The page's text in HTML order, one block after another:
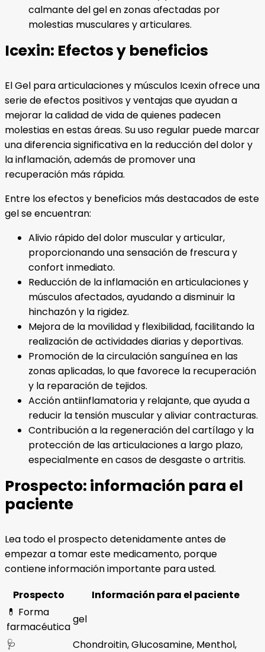
calmante del gel en zonas afectadas por
molestias musculares y articulares.
Icexin: Efectos y beneficios
El Gel para articulaciones y músculos Icexin ofrece una
serie de efectos positivos y ventajas que ayudan a
mejorar la calidad de vida de quienes padecen
molestias en estas áreas. Su uso regular puede marcar
una diferencia significativa en la reducción del dolor y
la inflamación, además de promover una
recuperación más rápida.
Entre los efectos y beneficios más destacados de este
gel se encuentran:
Alivio rápido del dolor muscular y articular,
proporcionando una sensación de frescura y
confort inmediato.
Reducción de la inflamación en articulaciones y
músculos afectados, ayudando a disminuir la
hinchazón y la rigidez.
Mejora de la movilidad y flexibilidad, facilitando la
realización de actividades diarias y deportivas.
Promoción de la circulación sanguínea en las
zonas aplicadas, lo que favorece la recuperación
y la reparación de tejidos.
Acción antiinflamatoria y relajante, que ayuda a
reducir la tensión muscular y aliviar contracturas.
Contribución a la regeneración del cartílago y la
protección de las articulaciones a largo plazo,
especialmente en casos de desgaste o artritis.
Prospecto: información para el
paciente
Lea todo el prospecto detenidamente antes de
empezar a tomar este medicamento, porque
contiene información importante para usted.
Prospecto
Información para el paciente
💊 Forma
farmacéutica
gel
🩺
Chondroitin, Glucosamine, Menthol,